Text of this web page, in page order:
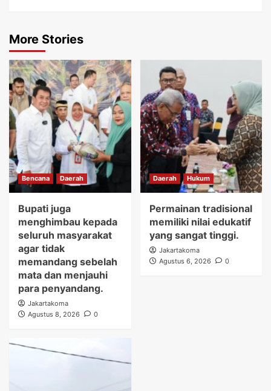
More Stories
Bencana Daerah
Bupati juga
menghimbau kepada
seluruh masyarakat
agar tidak
memandang sebelah
mata dan menjauhi
para penyandang.
Jakartakoma
Agustus 8, 2026
0
Daerah Hukum
Permainan tradisional
memiliki nilai edukatif
yang sangat tinggi.
Jakartakoma
Agustus 6, 2026
0